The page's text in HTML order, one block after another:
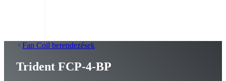
Fan Coil berendezések
Trident FCP‑4‑BP